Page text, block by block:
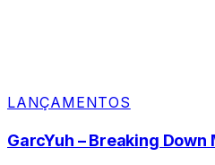
LANÇAMENTOS
GarcYuh – Breaking Down